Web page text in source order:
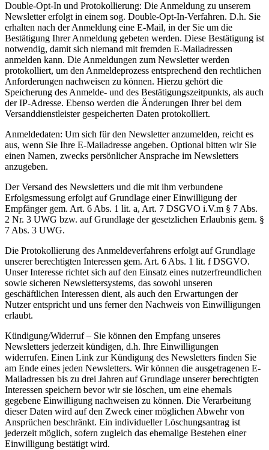
Double-Opt-In und Protokollierung: Die Anmeldung zu unserem
Newsletter erfolgt in einem sog. Double-Opt-In-Verfahren. D.h. Sie
erhalten nach der Anmeldung eine E-Mail, in der Sie um die
Bestätigung Ihrer Anmeldung gebeten werden. Diese Bestätigung ist
notwendig, damit sich niemand mit fremden E-Mailadressen
anmelden kann. Die Anmeldungen zum Newsletter werden
protokolliert, um den Anmeldeprozess entsprechend den rechtlichen
Anforderungen nachweisen zu können. Hierzu gehört die
Speicherung des Anmelde- und des Bestätigungszeitpunkts, als auch
der IP-Adresse. Ebenso werden die Änderungen Ihrer bei dem
Versanddienstleister gespeicherten Daten protokolliert.
Anmeldedaten: Um sich für den Newsletter anzumelden, reicht es
aus, wenn Sie Ihre E-Mailadresse angeben. Optional bitten wir Sie
einen Namen, zwecks persönlicher Ansprache im Newsletters
anzugeben.
Der Versand des Newsletters und die mit ihm verbundene
Erfolgsmessung erfolgt auf Grundlage einer Einwilligung der
Empfänger gem. Art. 6 Abs. 1 lit. a, Art. 7 DSGVO i.V.m § 7 Abs.
2 Nr. 3 UWG bzw. auf Grundlage der gesetzlichen Erlaubnis gem. §
7 Abs. 3 UWG.
Die Protokollierung des Anmeldeverfahrens erfolgt auf Grundlage
unserer berechtigten Interessen gem. Art. 6 Abs. 1 lit. f DSGVO.
Unser Interesse richtet sich auf den Einsatz eines nutzerfreundlichen
sowie sicheren Newslettersystems, das sowohl unseren
geschäftlichen Interessen dient, als auch den Erwartungen der
Nutzer entspricht und uns ferner den Nachweis von Einwilligungen
erlaubt.
Kündigung/Widerruf – Sie können den Empfang unseres
Newsletters jederzeit kündigen, d.h. Ihre Einwilligungen
widerrufen. Einen Link zur Kündigung des Newsletters finden Sie
am Ende eines jeden Newsletters. Wir können die ausgetragenen E-
Mailadressen bis zu drei Jahren auf Grundlage unserer berechtigten
Interessen speichern bevor wir sie löschen, um eine ehemals
gegebene Einwilligung nachweisen zu können. Die Verarbeitung
dieser Daten wird auf den Zweck einer möglichen Abwehr von
Ansprüchen beschränkt. Ein individueller Löschungsantrag ist
jederzeit möglich, sofern zugleich das ehemalige Bestehen einer
Einwilligung bestätigt wird.